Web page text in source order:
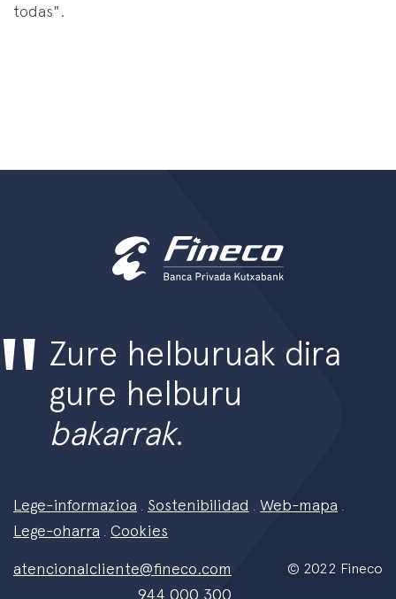
todas".
Zure helburuak dira
gure helburu
bakarrak.
Lege-informazioa Sostenibilidad Web-mapa
Lege-oharra Cookies
atencionalcliente@fineco.com
944 000 300
© 2022 Fineco